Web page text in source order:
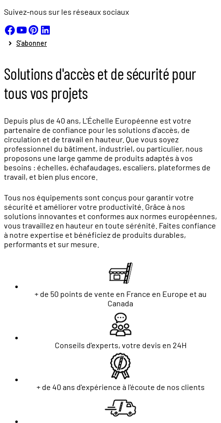
Suivez-nous sur les réseaux sociaux
S'abonner
Solutions d'accès et de sécurité pour
tous vos projets
Depuis plus de 40 ans, L'Échelle Européenne est votre
partenaire de confiance pour les solutions d'accès, de
circulation et de travail en hauteur. Que vous soyez
professionnel du bâtiment, industriel, ou particulier, nous
proposons une large gamme de produits adaptés à vos
besoins : échelles, échafaudages, escaliers, plateformes de
travail, et bien plus encore.
Tous nos équipements sont conçus pour garantir votre
sécurité et améliorer votre productivité. Grâce à nos
solutions innovantes et conformes aux normes européennes,
vous travaillez en hauteur en toute sérénité. Faites confiance
à notre expertise et bénéficiez de produits durables,
performants et sur mesure.
+ de 50 points de vente en France en Europe et au
Canada
Conseils d'experts, votre devis en 24H
+ de 40 ans d'expérience à l'écoute de nos clients